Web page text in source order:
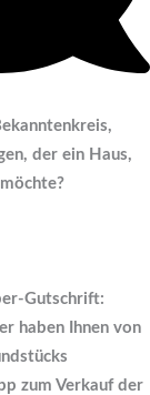
der ein Haus,
Gutschrift:
haben Ihnen von
zum Verkauf der